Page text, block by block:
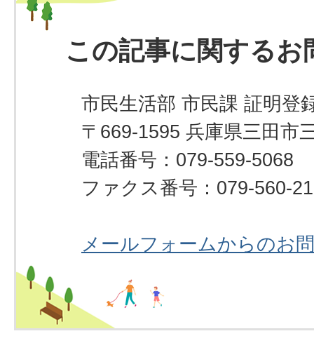
この記事に関するお
市民生活部 市民課 証明登
〒669-1595 兵庫県三田市
電話番号：079-559-5068
ファクス番号：079-560-
メールフォームからのお